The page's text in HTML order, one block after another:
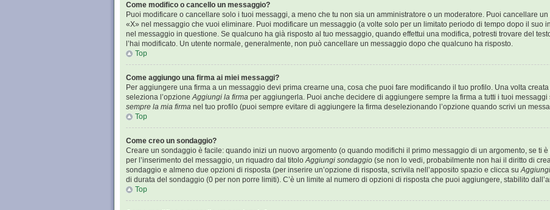
Come modifico o cancello un messaggio?
Puoi modificare o cancellare solo i tuoi messaggi, a meno che tu non sia un amministratore o un moderatore. Puoi cancellare
«X» nel messaggio che vuoi eliminare. Puoi modificare un messaggio (a volte solo per un limitato periodo di tempo dopo il suo
nel messaggio in questione. Se qualcuno ha già risposto al tuo messaggio, quando effettui una modifica, potresti trovare del
l’hai modificato. Un utente normale, generalmente, non può cancellare un messaggio dopo che qualcuno ha risposto.
Top
Come aggiungo una firma ai miei messaggi?
Per aggiungere una firma a un messaggio devi prima crearne una, cosa che puoi fare modificando il tuo profilo. Una volta
seleziona l’opzioneAggiungi la firma per aggiungerla. Puoi anche decidere di aggiungere sempre la firma a tutti i tuoi
sempre la mia firma nel tuo profilo (puoi sempre evitare di aggiungere la firma deselezionando l’opzione quando scrivi un
Top
Come creo un sondaggio?
Creare un sondaggio è facile: quando inizi un nuovo argomento (o quando modifichi il primo messaggio di un argomento, se ti
per l’inserimento del messaggio, un riquadro dal titoloAggiungi sondaggio (se non lo vedi, probabilmente non hai il diritto di
sondaggio e almeno due opzioni di risposta (per inserire un’opzione di risposta, scrivila nell’apposito spazio e clicca su
di durata del sondaggio (0 per non porre limiti). C’è un limite al numero di opzioni di risposta che puoi aggiungere, stabilito
Top